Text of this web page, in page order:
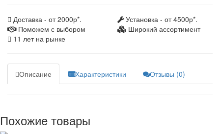
Доставка - от 2000р*.
Установка - от 4500р*.
Поможем с выбором
Широкий ассортимент
11 лет на рынке
Описание Характеристики Отзывы (0)
Похожие товары